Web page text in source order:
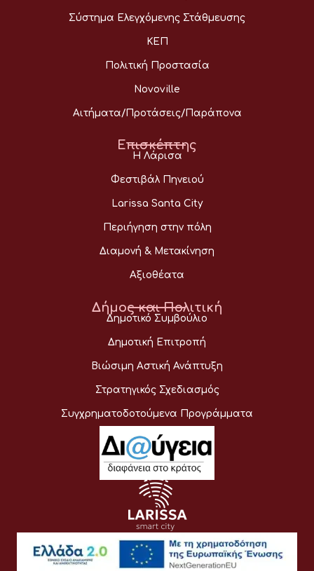
Σύστημα Ελεγχόμενης Στάθμευσης
ΚΕΠ
Πολιτική Προστασία
Novoville
Αιτήματα/Προτάσεις/Παράπονα
Επισκέπτης
Η Λάρισα
Φεστιβάλ Πηνειού
Larissa Santa City
Περιήγηση στην πόλη
Διαμονή & Μετακίνηση
Αξιοθέατα
Δήμος και Πολιτική
Δημοτικό Συμβούλιο
Δημοτική Επιτροπή
Βιώσιμη Αστική Ανάπτυξη
Στρατηγικός Σχεδιασμός
Συγχρηματοδοτούμενα Προγράμματα